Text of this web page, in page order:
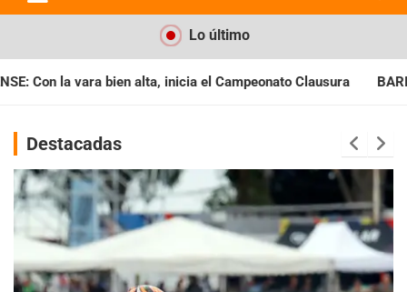
Lo último
el Campeonato Clausura BARILOCHENSE: Preparan una
Destacadas